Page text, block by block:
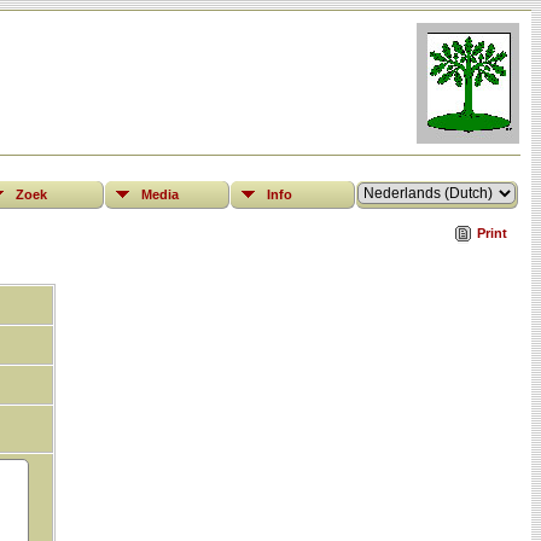
Zoek Media Info
Print